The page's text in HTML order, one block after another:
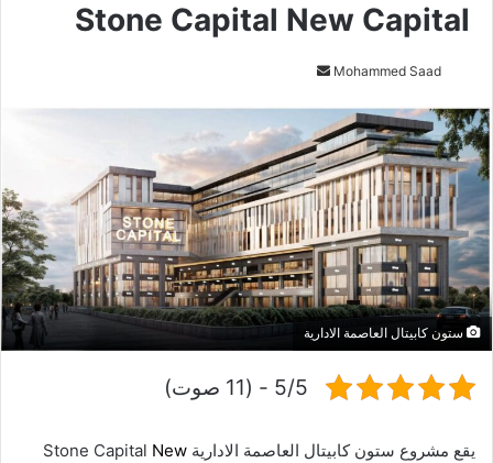
Stone Capital New Capital
Mohammed Saad
ل
ب
د
إ
ل
و
ستون كابيتال العاصمة الادارية
5/5 - (11 صوت)
يقع مشروع ستون كابيتال العاصمة الادارية Stone Capital New